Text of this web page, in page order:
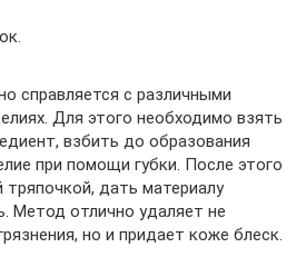
справляется с различными
Для этого необходимо взять
взбить до образования
при помощи губки. После этого
дать материалу
Метод отлично удаляет не
но и придает коже блеск.